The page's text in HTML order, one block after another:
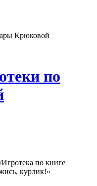
Крюковой
по
/Игротека по книге
курлик!»